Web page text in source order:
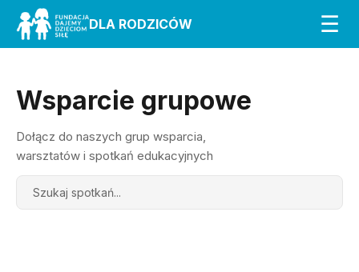
DLA RODZICÓW ☰
Wsparcie grupowe
Dołącz do naszych grup wsparcia,
warsztatów i spotkań edukacyjnych
Search